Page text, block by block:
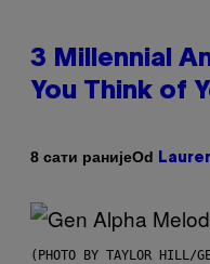
3 Millennial
You Think of
8 сати ранијеOd
(PHOTO BY TAYLOR HILL/